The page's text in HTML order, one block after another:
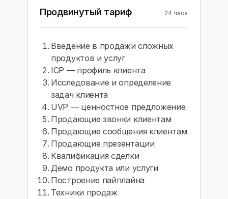
24 часа
Введение в продажи сложных
продуктов и услуг
ICP — профиль клиента
Исследование и определение
задач клиента
UVP — ценностное предложение
Продающие звонки клиентам
Продающие сообщения клиентам
Продающие презентации
Квалификация сделки
Демо продукта или услуги
Построение пайплайна
Техники продаж
Продвинутый тариф